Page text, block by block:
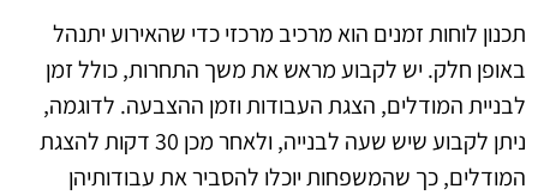
תכנון לוחות זמנים הוא מרכיב מרכזי כדי שהאירוע יתנהל
באופן חלק. יש לקבוע מראש את משך התחרות, כולל זמן
לבניית המודלים, הצגת העבודות וזמן ההצבעה. לדוגמה,
ניתן לקבוע שיש שעה לבנייה, ולאחר מכן 30 דקות להצגת
המודלים, כך שהמשפחות יוכלו להסביר את עבודותיהן